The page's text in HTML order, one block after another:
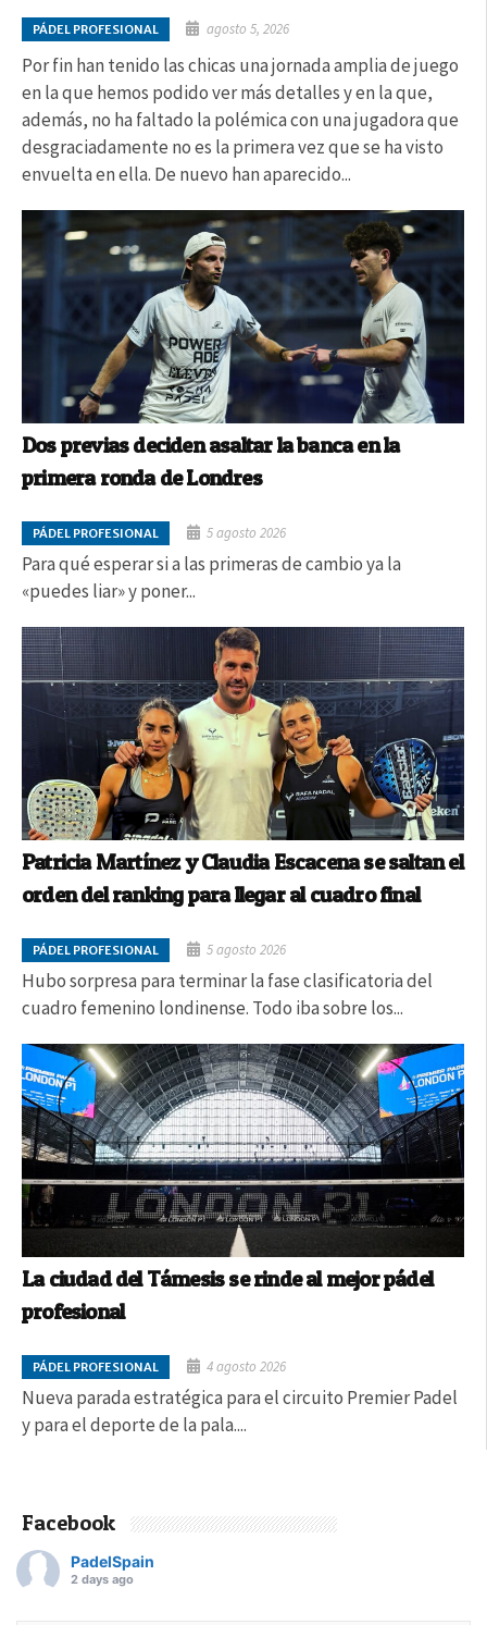
PÁDEL PROFESIONAL agosto 5, 2026
Por fin han tenido las chicas una jornada amplia de juego
en la que hemos podido ver más detalles y en la que,
además, no ha faltado la polémica con una jugadora que
desgraciadamente no es la primera vez que se ha visto
envuelta en ella. De nuevo han aparecido...
Dos previas deciden asaltar la banca en la
primera ronda de Londres
PÁDEL PROFESIONAL 5 agosto 2026
Para qué esperar si a las primeras de cambio ya la
«puedes liar» y poner...
Patricia Martínez y Claudia Escacena se saltan el
orden del ranking para llegar al cuadro final
PÁDEL PROFESIONAL 5 agosto 2026
Hubo sorpresa para terminar la fase clasificatoria del
cuadro femenino londinense. Todo iba sobre los...
La ciudad del Támesis se rinde al mejor pádel
profesional
PÁDEL PROFESIONAL 4 agosto 2026
Nueva parada estratégica para el circuito Premier Padel
y para el deporte de la pala....
Facebook
PadelSpain
2 days ago